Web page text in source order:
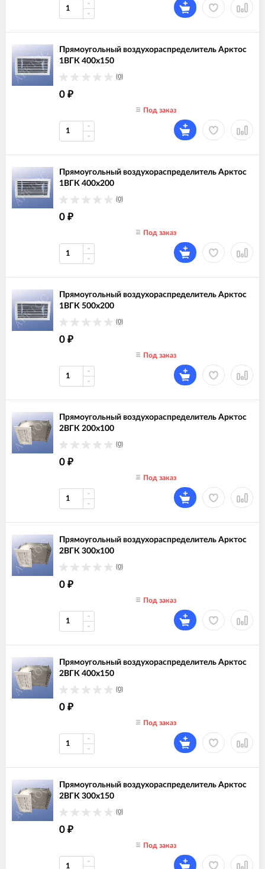
Прямоугольный воздухораспределитель Арктос
1ВГК 400х150
(0)
0 ₽
Под заказ
Прямоугольный воздухораспределитель Арктос
1ВГК 400х200
(0)
0 ₽
Под заказ
Прямоугольный воздухораспределитель Арктос
1ВГК 500х200
(0)
0 ₽
Под заказ
Прямоугольный воздухораспределитель Арктос
2ВГК 200х100
(0)
0 ₽
Под заказ
Прямоугольный воздухораспределитель Арктос
2ВГК 300х100
(0)
0 ₽
Под заказ
Прямоугольный воздухораспределитель Арктос
2ВГК 400х150
(0)
0 ₽
Под заказ
Прямоугольный воздухораспределитель Арктос
2ВГК 300х150
(0)
0 ₽
Под заказ